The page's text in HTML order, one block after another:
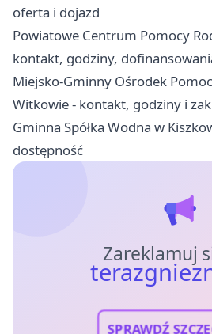
oferta i dojazd
Powiatowe Centrum Pomocy
kontakt, godziny,
Miejsko-Gminny Ośrodek
Witkowie - kontakt, godziny i
Gminna Spółka Wodna w
dostępność
Zareklamuj
SPRAWDŹ